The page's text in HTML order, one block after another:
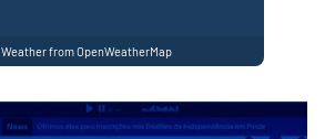
Weather from OpenWeatherMap